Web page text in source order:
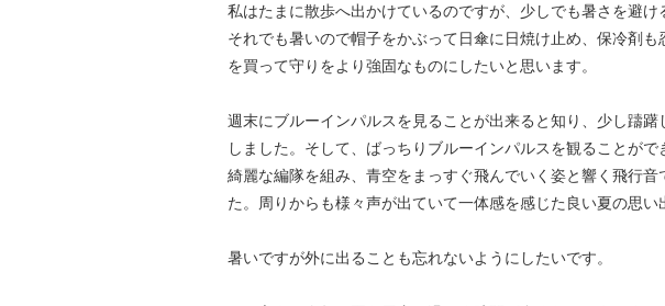
私はたまに散歩へ出かけているのですが、少しでも暑さを避け
それでも暑いので帽子をかぶって日傘に日焼け止め、保冷剤
を買って守りをより強固なものにしたいと思います。
週末にブルーインパルスを見ることが出来ると知り、少し躊
しました。そして、ばっちりブルーインパルスを観ることがで
綺麗な編隊を組み、青空をまっすぐ飛んでいく姿と響く飛行
た。周りからも様々声が出ていて一体感を感じた良い夏の思い
暑いですが外に出ることも忘れないようにしたいです。